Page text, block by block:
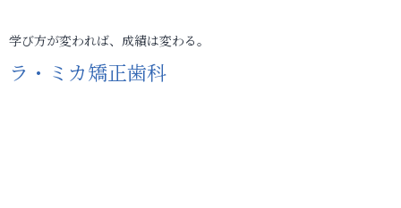
学び方が変われば、成績は変わる。
ラ・ミカ矯正歯科